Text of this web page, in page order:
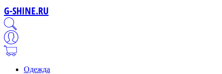
G-SHINE.RU
Одежда